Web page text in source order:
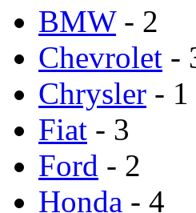
BMW- 2
Chevrolet -
Chrysler - 1
Fiat - 3
Ford - 2
Honda - 4